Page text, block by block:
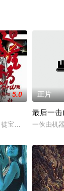
5.0
徒宝（古天乐饰）
正片
最后一
一伙由机